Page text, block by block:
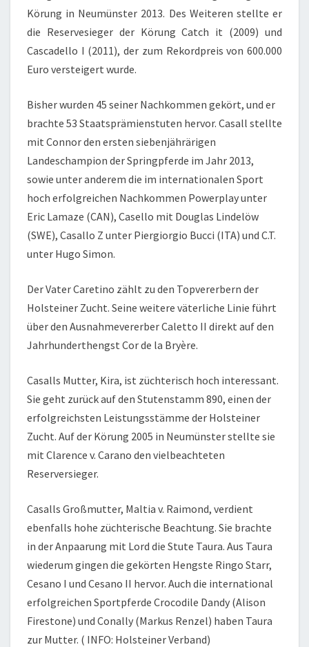
Körung in Neumünster 2013. Des Weiteren stellte er
die Reservesieger der Körung Catch it (2009) und
Cascadello I (2011), der zum Rekordpreis von 600.000
Euro versteigert wurde.
Bisher wurden 45 seiner Nachkommen gekört, und er
brachte 53 Staatsprämienstuten hervor. Casall stellte
mit Connor den ersten siebenjährärigen
Landeschampion der Springpferde im Jahr 2013,
sowie unter anderem die im internationalen Sport
hoch erfolgreichen Nachkommen Powerplay unter
Eric Lamaze (CAN), Casello mit Douglas Lindelöw
(SWE), Casallo Z unter Piergiorgio Bucci (ITA) und C.T.
unter Hugo Simon.
Der Vater Caretino zählt zu den Topvererbern der
Holsteiner Zucht. Seine weitere väterliche Linie führt
über den Ausnahmevererber Caletto II direkt auf den
Jahrhunderthengst Cor de la Bryère.
Casalls Mutter, Kira, ist züchterisch hoch interessant.
Sie geht zurück auf den Stutenstamm 890, einen der
erfolgreichsten Leistungsstämme der Holsteiner
Zucht. Auf der Körung 2005 in Neumünster stellte sie
mit Clarence v. Carano den vielbeachteten
Reserversieger.
Casalls Großmutter, Maltia v. Raimond, verdient
ebenfalls hohe züchterische Beachtung. Sie brachte
in der Anpaarung mit Lord die Stute Taura. Aus Taura
wiederum gingen die gekörten Hengste Ringo Starr,
Cesano I und Cesano II hervor. Auch die international
erfolgreichen Sportpferde Crocodile Dandy (Alison
Firestone) und Conally (Markus Renzel) haben Taura
zur Mutter. ( INFO: Holsteiner Verband)